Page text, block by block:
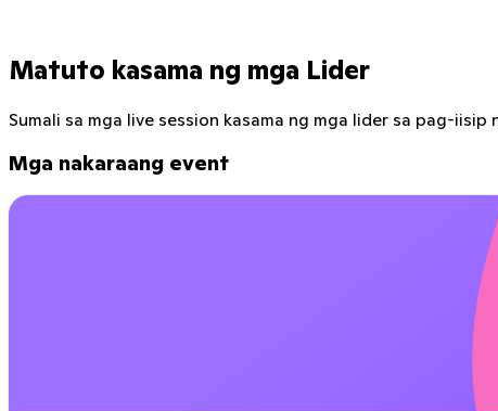
Matuto kasama ng mga Lider
Sumali sa mga live session kasama ng mga lider sa pag-
Mga nakaraang event